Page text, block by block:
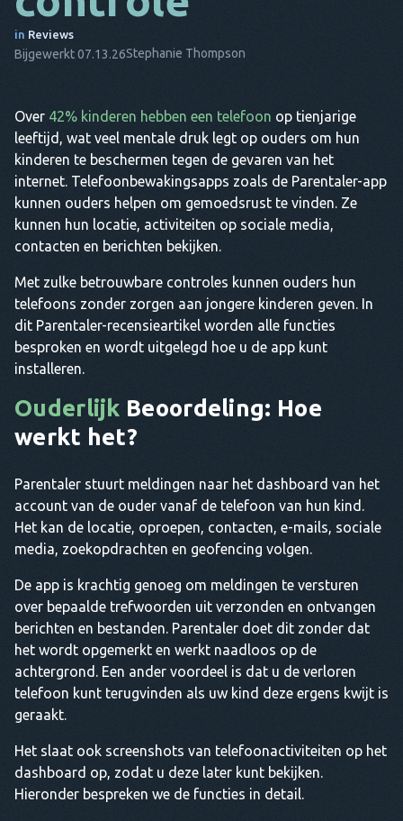
in Reviews
Bijgewerkt 07.13.26Stephanie Thompson
Over 42% kinderen hebben een telefoon op tienjarige
leeftijd, wat veel mentale druk legt op ouders om hun
kinderen te beschermen tegen de gevaren van het
internet. Telefoonbewakingsapps zoals de Parentaler-app
kunnen ouders helpen om gemoedsrust te vinden. Ze
kunnen hun locatie, activiteiten op sociale media,
contacten en berichten bekijken.
Met zulke betrouwbare controles kunnen ouders hun
telefoons zonder zorgen aan jongere kinderen geven. In
dit Parentaler-recensieartikel worden alle functies
besproken en wordt uitgelegd hoe u de app kunt
installeren.
Ouderlijk Beoordeling: Hoe
werkt het?
Parentaler stuurt meldingen naar het dashboard van het
account van de ouder vanaf de telefoon van hun kind.
Het kan de locatie, oproepen, contacten, e-mails, sociale
media, zoekopdrachten en geofencing volgen.
De app is krachtig genoeg om meldingen te versturen
over bepaalde trefwoorden uit verzonden en ontvangen
berichten en bestanden. Parentaler doet dit zonder dat
het wordt opgemerkt en werkt naadloos op de
achtergrond. Een ander voordeel is dat u de verloren
telefoon kunt terugvinden als uw kind deze ergens kwijt is
geraakt.
Het slaat ook screenshots van telefoonactiviteiten op het
dashboard op, zodat u deze later kunt bekijken.
Hieronder bespreken we de functies in detail.